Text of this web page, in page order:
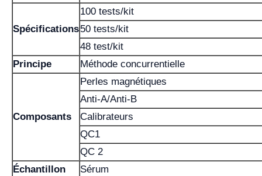
Spécifications
100 tests/kit
50 tests/kit
48 test/kit
Principe
Méthode concurrentielle
Composants
Perles magnétiques
Anti-A/Anti-B
Calibrateurs
QC1
QC 2
Échantillon
Sérum